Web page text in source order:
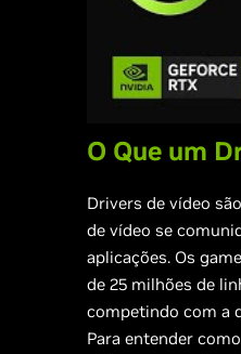
O Que um
Drivers de vídeo
de vídeo se
aplicações. Os
de 25 milhões de
competindo com a
Para entender